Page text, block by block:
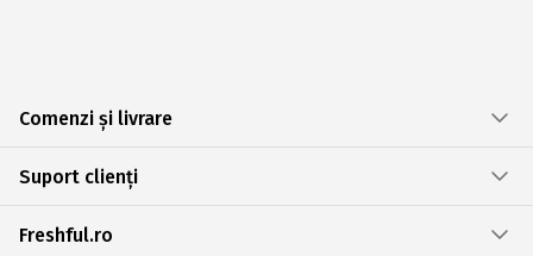
Comenzi și livrare
Suport clienți
Freshful.ro